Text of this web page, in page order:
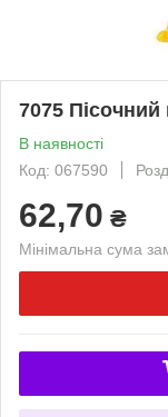
7075 Пісочний
В наявності
Код: 067590
62,70 ₴
Мінімальна сума